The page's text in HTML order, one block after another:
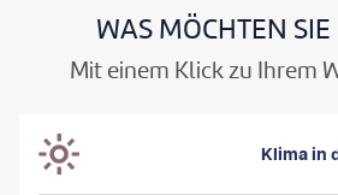
WAS MÖCHTEN SIE
Mit einem Klick zu Ihrem
Klima in